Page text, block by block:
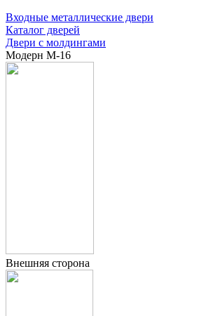
Входные металлические двери
Каталог дверей
Двери с молдингами
Модерн М-16
Внешняя сторона